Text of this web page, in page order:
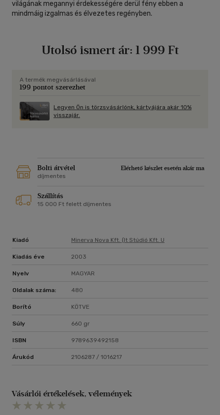
világának megannyi érdekességére derül fény ebben a
mindmáig izgalmas és élvezetes regényben.
Utolsó ismert ár: 1 999 Ft
A termék megvásárlásával
199 pontot szerezhet
Legyen Ön is törzsvásárlónk, kártyájára akár 10%
visszajár.
Bolti átvétel
Elérhető készlet esetén akár ma
díjmentes
Szállítás
15 000 Ft felett díjmentes
Kiadó Minerva Nova Kft. (it Stúdió Kft. U
Kiadás éve 2003
Nyelv MAGYAR
Oldalak száma: 480
Borító KÖTVE
Súly 660 gr
ISBN 9789639492158
Árukód 2106287 / 1016217
Vásárlói értékelések, vélemények